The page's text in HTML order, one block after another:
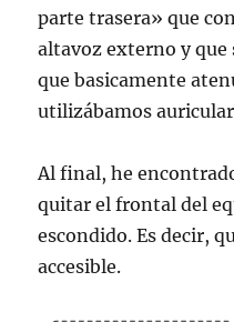
parte trasera» que
altavoz externo y que
que basicamente
utilizábamos
Al final, he
quitar el frontal del
escondido. Es decir,
accesible.